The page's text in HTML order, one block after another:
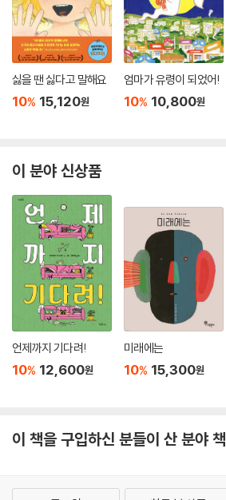
싫을 땐 싫다고 말해요
10% 15,120원
엄마가 유령이 되었어!
10% 10,800원
이 분야 신상품
언제까지 기다려!
10% 12,600원
미래에는
10% 15,300원
이 책을 구입하신 분들이 산 분야 책